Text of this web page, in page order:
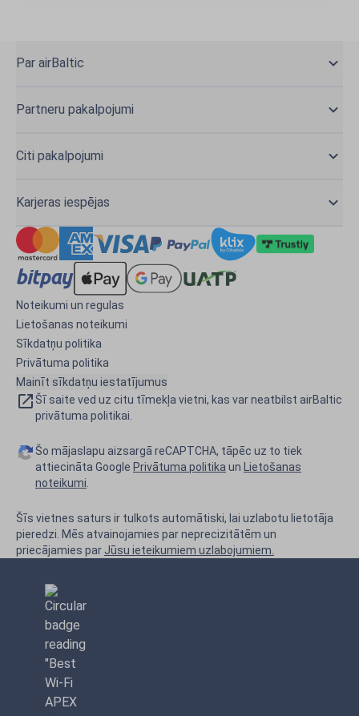
Par airBaltic
Partneru pakalpojumi
Citi pakalpojumi
Karjeras iespējas
Noteikumi un regulas
Lietošanas noteikumi
Sīkdatņu politika
Privātuma politika
Mainīt sīkdatņu iestatījumus
Šī saite ved uz citu tīmekļa vietni, kas var neatbilst airBaltic
privātuma politikai.
Šo mājaslapu aizsargā reCAPTCHA, tāpēc uz to tiek
attiecināta Google Privātuma politika un
Lietošanas
noteikumi
Šīs vietnes saturs ir tulkots automātiski, lai uzlabotu lietotāja
pieredzi. Mēs atvainojamies par neprecizitātēm un
priecājamies par Jūsu ieteikumiem uzlabojumiem.